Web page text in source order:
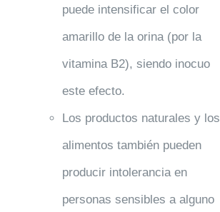
puede intensificar el color
amarillo de la orina (por la
vitamina B2), siendo inocuo
este efecto.
Los productos naturales y los
alimentos también pueden
producir intolerancia en
personas sensibles a alguno